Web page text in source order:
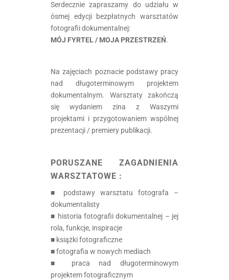
Serdecznie zapraszamy do udziału w
ósmej edycji bezpłatnych warsztatów
fotografii dokumentalnej:
MÓJ FYRTEL / MOJA PRZESTRZEŃ.
Na zajęciach poznacie podstawy pracy
nad długoterminowym projektem
dokumentalnym. Warsztaty zakończą
się wydaniem zina z Waszymi
projektami i przygotowaniem wspólnej
prezentacji / premiery publikacji.
PORUSZANE ZAGADNIENIA
WARSZTATOWE :
■ podstawy warsztatu fotografa –
dokumentalisty
■ historia fotografii dokumentalnej – jej
rola, funkcje, inspiracje
■ książki fotograficzne
■ fotografia w nowych mediach
■ praca nad długoterminowym
projektem fotograficznym